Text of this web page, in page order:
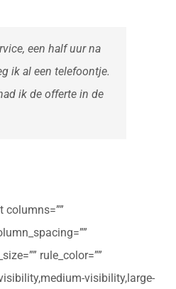
een half uur na
ik al een telefoontje.
ik de offerte in de
rule_color=””
visibility,large-